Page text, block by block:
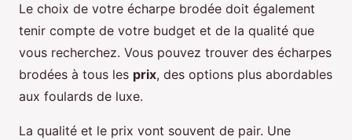
Le choix de votre écharpe brodée doit également
tenir compte de votre budget et de la qualité que
vous recherchez. Vous pouvez trouver des écharpes
brodées à tous les prix, des options plus abordables
aux foulards de luxe.
La qualité et le prix vont souvent de pair. Une